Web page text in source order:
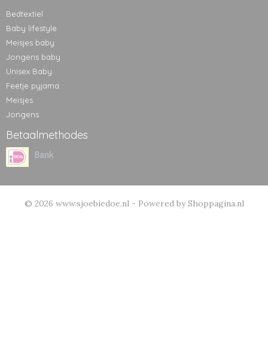
Bedtextiel
Baby lifestyle
Meisjes baby
Jongens baby
Unisex Baby
Feetje pyjama
Meisjes
Jongens
Betaalmethodes
© 2026 www.sjoebiedoe.nl - Powered by Shoppagina.nl